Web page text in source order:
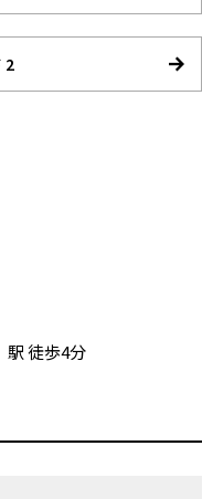
2
駅 徒歩4分